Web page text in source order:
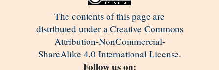
The contents of this page are
distributed under a Creative Commons
Attribution-NonCommercial-
ShareAlike 4.0 International License.
Follow us on: